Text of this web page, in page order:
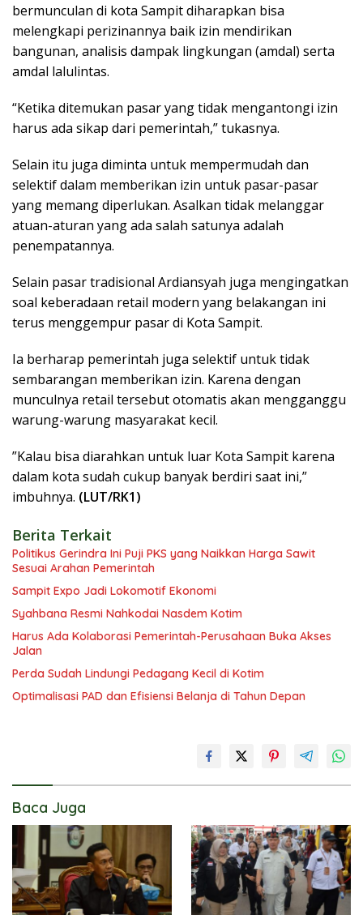
bermunculan di kota Sampit diharapkan bisa
melengkapi perizinannya baik izin mendirikan
bangunan, analisis dampak lingkungan (amdal) serta
amdal lalulintas.
“Ketika ditemukan pasar yang tidak mengantongi izin
harus ada sikap dari pemerintah,” tukasnya.
Selain itu juga diminta untuk mempermudah dan
selektif dalam memberikan izin untuk pasar-pasar
yang memang diperlukan. Asalkan tidak melanggar
atuan-aturan yang ada salah satunya adalah
penempatannya.
Selain pasar tradisional Ardiansyah juga mengingatkan
soal keberadaan retail modern yang belakangan ini
terus menggempur pasar di Kota Sampit.
Ia berharap pemerintah juga selektif untuk tidak
sembarangan memberikan izin. Karena dengan
munculnya retail tersebut otomatis akan mengganggu
warung-warung masyarakat kecil.
”Kalau bisa diarahkan untuk luar Kota Sampit karena
dalam kota sudah cukup banyak berdiri saat ini,”
imbuhnya. (LUT/RK1)
Berita Terkait
Politikus Gerindra Ini Puji PKS yang Naikkan Harga Sawit
Sesuai Arahan Pemerintah
Sampit Expo Jadi Lokomotif Ekonomi
Syahbana Resmi Nahkodai Nasdem Kotim
Harus Ada Kolaborasi Pemerintah-Perusahaan Buka Akses
Jalan
Perda Sudah Lindungi Pedagang Kecil di Kotim
Optimalisasi PAD dan Efisiensi Belanja di Tahun Depan
Baca Juga